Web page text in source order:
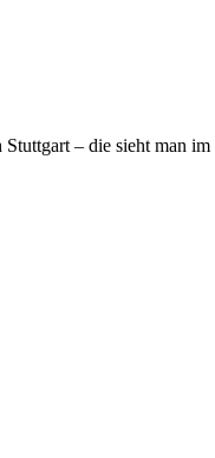
– die sieht man